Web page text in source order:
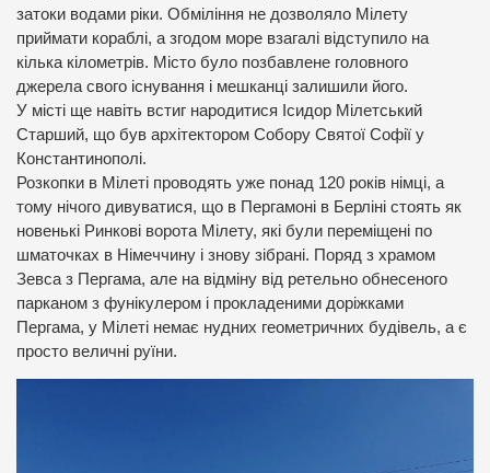
затоки водами ріки. Обміління не дозволяло Мілету
приймати кораблі, а згодом море взагалі відступило на
кілька кілометрів. Місто було позбавлене головного
джерела свого існування і мешканці залишили його.
У місті ще навіть встиг народитися Ісидор Мілетський
Старший, що був архітектором Собору Святої Софії у
Константинополі.
Розкопки в Мілеті проводять уже понад 120 років німці, а
тому нічого дивуватися, що в Пергамоні в Берліні стоять як
новенькі Ринкові ворота Мілету, які були переміщені по
шматочках в Німеччину і знову зібрані. Поряд з храмом
Зевса з Пергама, але на відміну від ретельно обнесеного
парканом з фунікулером і прокладеними доріжками
Пергама, у Мілеті немає нудних геометричних будівель, а є
просто величні руїни.